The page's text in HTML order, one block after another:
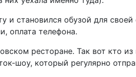
и становился обузой для
оплата телефона.
ресторане. Так вот кто из
шоу, который регулярно